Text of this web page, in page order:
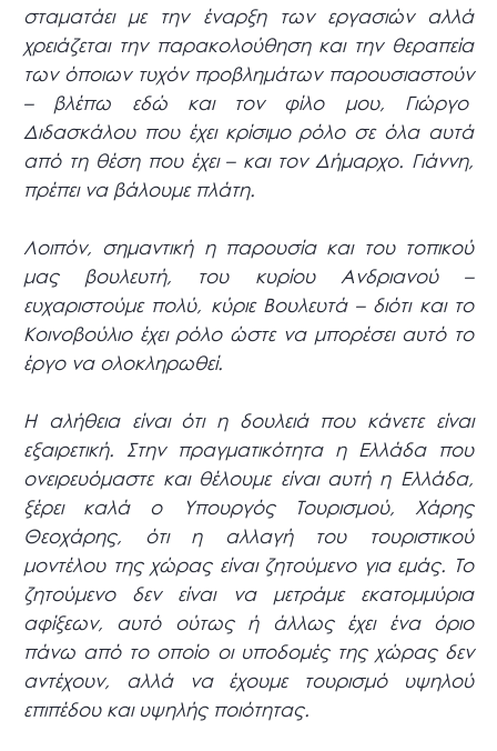
σταματάει με την έναρξη των εργασιών αλλά
χρειάζεται την παρακολούθηση και την θεραπεία
των όποιων τυχόν προβλημάτων παρουσιαστούν
– βλέπω εδώ και τον φίλο μου, Γιώργο
Διδασκάλου που έχει κρίσιμο ρόλο σε όλα αυτά
από τη θέση που έχει – και τον Δήμαρχο. Γιάννη,
πρέπει να βάλουμε πλάτη.
Λοιπόν, σημαντική η παρουσία και του τοπικού
μας βουλευτή, του κυρίου Ανδριανού –
ευχαριστούμε πολύ, κύριε Βουλευτά – διότι και το
Κοινοβούλιο έχει ρόλο ώστε να μπορέσει αυτό το
έργο να ολοκληρωθεί.
Η αλήθεια είναι ότι η δουλειά που κάνετε είναι
εξαιρετική. Στην πραγματικότητα η Ελλάδα που
ονειρευόμαστε και θέλουμε είναι αυτή η Ελλάδα,
ξέρει καλά ο Υπουργός Τουρισμού, Χάρης
Θεοχάρης, ότι η αλλαγή του τουριστικού
μοντέλου της χώρας είναι ζητούμενο για εμάς. Το
ζητούμενο δεν είναι να μετράμε εκατομμύρια
αφίξεων, αυτό ούτως ή άλλως έχει ένα όριο
πάνω από το οποίο οι υποδομές της χώρας δεν
αντέχουν, αλλά να έχουμε τουρισμό υψηλού
επιπέδου και υψηλής ποιότητας.